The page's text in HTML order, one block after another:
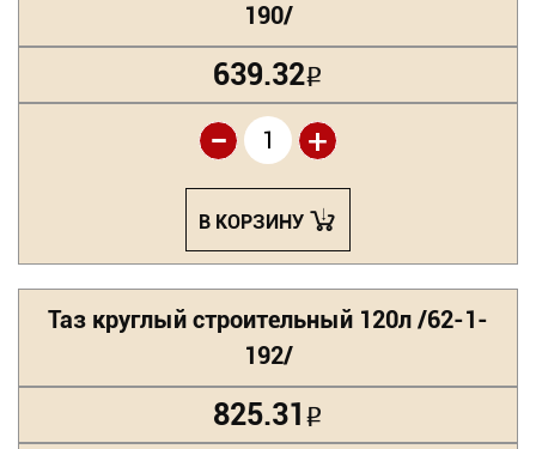
190/
639.32Р
+
-
В КОРЗИНУ
Таз круглый строительный 120л /62-1-
192/
825.31 Р